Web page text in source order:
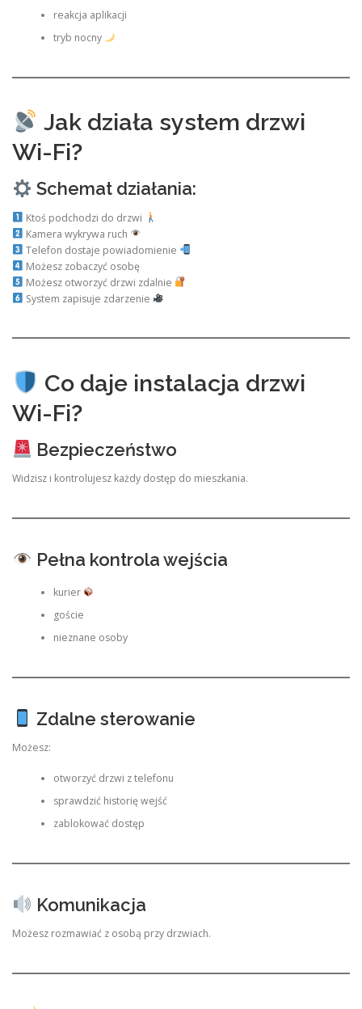
reakcja aplikacji
tryb nocny
Jak działa system drzwi
Wi-Fi?
Schemat działania:
Ktoś podchodzi do drzwi
Kamera wykrywa ruch
Telefon dostaje powiadomienie
Możesz zobaczyć osobę
Możesz otworzyć drzwi zdalnie
System zapisuje zdarzenie
Co daje instalacja drzwi
Wi-Fi?
Bezpieczeństwo
Widzisz i kontrolujesz każdy dostęp do mieszkania.
Pełna kontrola wejścia
kurier
goście
nieznane osoby
Zdalne sterowanie
Możesz:
otworzyć drzwi z telefonu
sprawdzić historię wejść
zablokować dostęp
Komunikacja
Możesz rozmawiać z osobą przy drzwiach.